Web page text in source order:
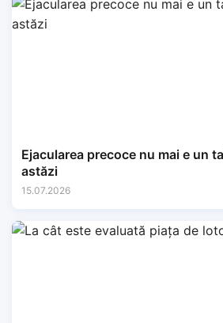
Ejacularea precoce nu mai e un
astăzi
15.07.2026